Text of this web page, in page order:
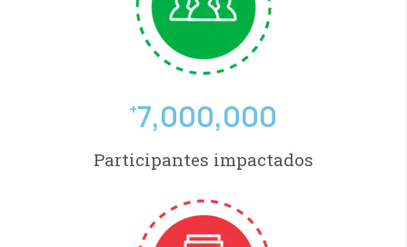
+7,000,000
Participantes impactados